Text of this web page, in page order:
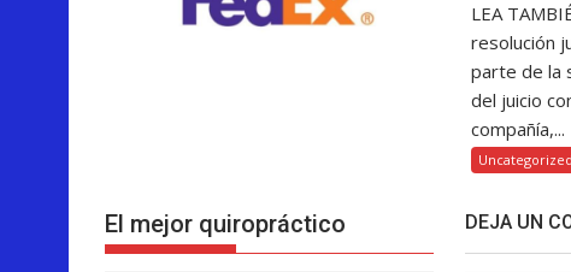
LEA
resolución
parte de la
del juicio
compañía,...
Uncategorized
DEJA UN
El mejor quiropráctico